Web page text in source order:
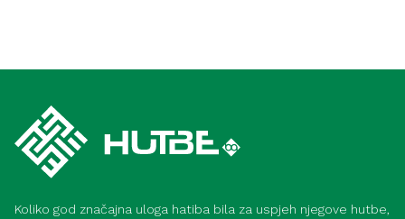
Koliko god značajna uloga hatiba bila za uspjeh njegove hutbe,